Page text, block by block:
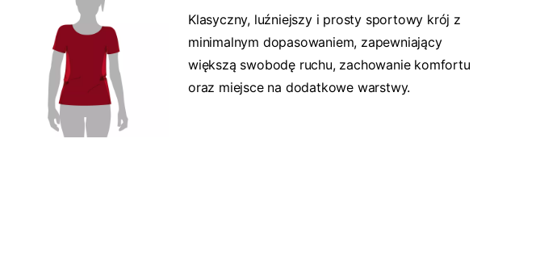
Klasyczny, luźniejszy i prosty sportowy krój z
minimalnym dopasowaniem, zapewniający
większą swobodę ruchu, zachowanie komfortu
oraz miejsce na dodatkowe warstwy.